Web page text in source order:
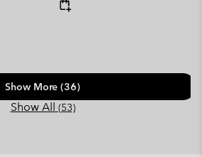
Show More (36)
Show All (53)